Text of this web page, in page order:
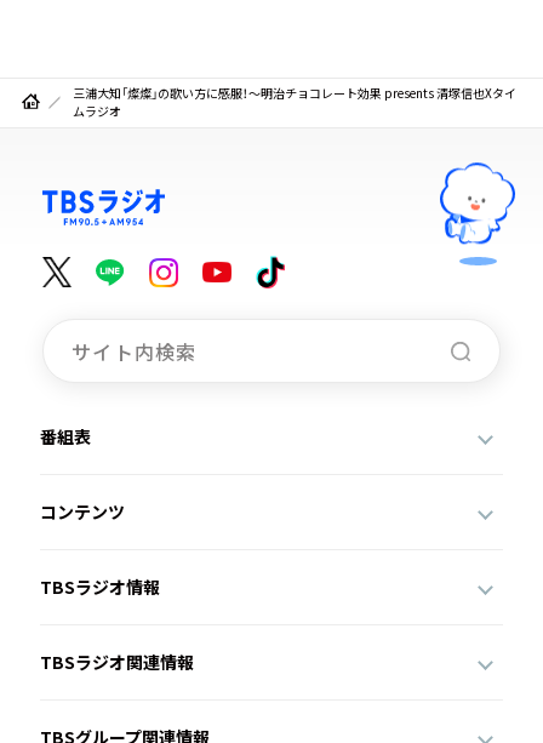
三浦大知「燦燦」の歌い方に感服！～明治チョコレート効果 presents 清塚信也Xタイ
ムラジオ
番組表
コンテンツ
TBSラジオ情報
TBSラジオ関連情報
TBSグループ関連情報